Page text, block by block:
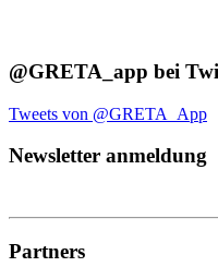
@GRETA_app bei
Tweets von @GRETA_App
Newsletter anmeldung
Partners